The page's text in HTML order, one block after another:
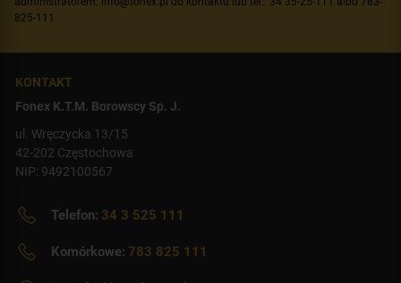
825-111
KONTAKT
Fonex K.T.M. Borowscy Sp. J.
ul. Wręczycka 13/15
42-202 Częstochowa
NIP: 9492100567
Telefon: 34 3 525 111
Komórkowe: 783 825 111